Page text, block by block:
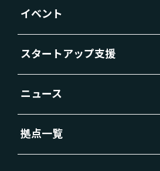
イベント
スタートアップ支援
ニュース
拠点一覧